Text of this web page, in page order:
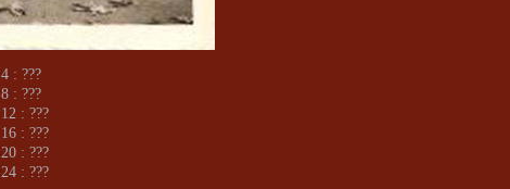
4 : ???
8 : ???
12 : ???
16 : ???
20 : ???
24 : ???